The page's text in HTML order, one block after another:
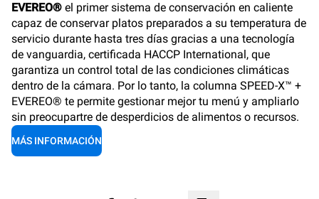
EVEREO® el primer sistema de conservación en caliente
capaz de conservar platos preparados a su temperatura de
servicio durante hasta tres días gracias a una tecnología
de vanguardia, certificada HACCP International, que
garantiza un control total de las condiciones climáticas
dentro de la cámara. Por lo tanto, la columna SPEED-X™ +
EVEREO® te permite gestionar mejor tu menú y ampliarlo
sin preocupartre de desperdicios de alimentos o recursos.
MÁS INFORMACIÓN